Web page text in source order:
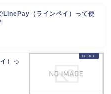
LinePay（ラインペイ）って使
）っ